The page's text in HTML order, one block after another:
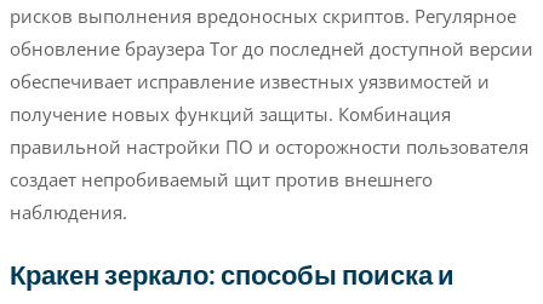
рисков выполнения вредоносных скриптов. Регулярное
обновление браузера Tor до последней доступной версии
обеспечивает исправление известных уязвимостей и
получение новых функций защиты. Комбинация
правильной настройки ПО и осторожности пользователя
создает непробиваемый щит против внешнего
наблюдения.
Кракен зеркало: способы поиска и